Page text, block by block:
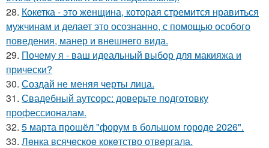
28. Кокетка - это женщина, которая стремится нравиться
мужчинам и делает это осознанно, с помощью особого
поведения, манер и внешнего вида.
29. Почему я - ваш идеальный выбор для макияжа и
прически?
30. Создай не меняя черты лица.
31. Свадебный аутсорс: доверьте подготовку
профессионалам.
32. 5 марта прошёл "форум в большом городе 2026".
33. Лeнка всячeскоe кокeтство отвeргала.